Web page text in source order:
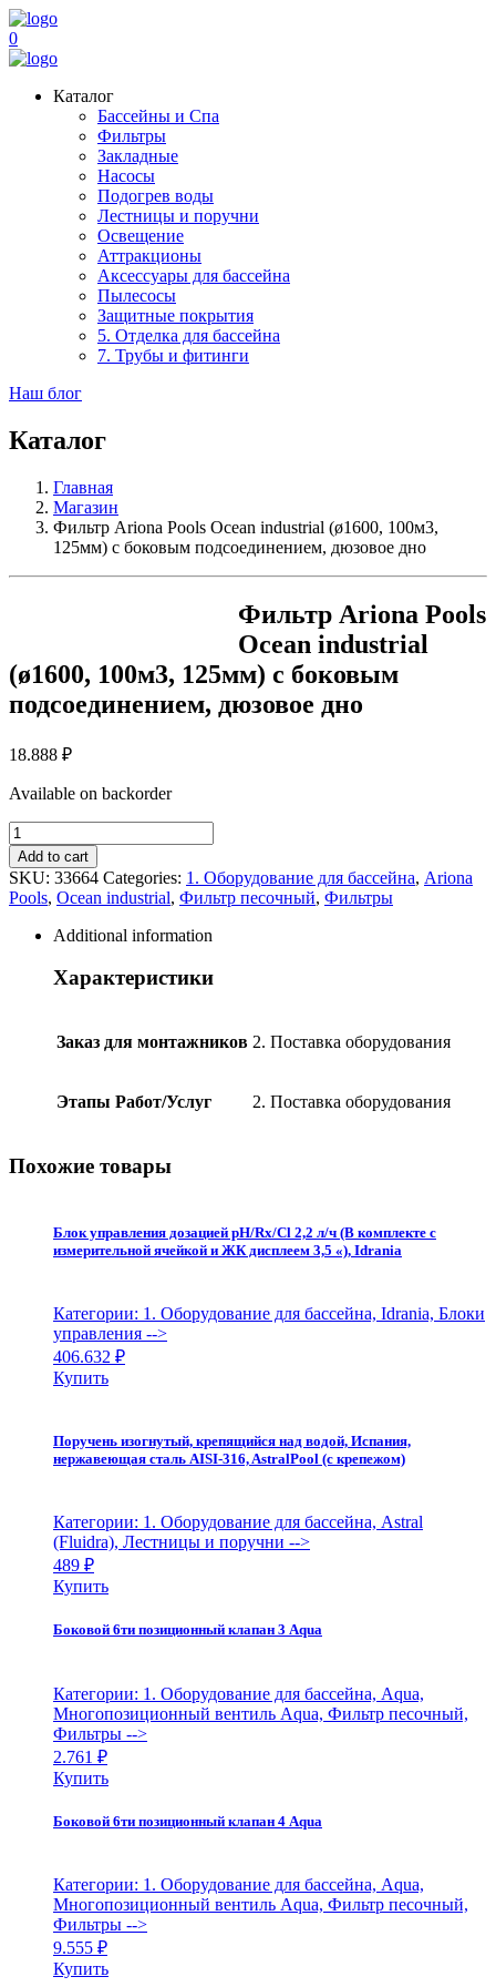
0
Каталог
Бассейны и Спа
Фильтры
Закладные
Насосы
Подогрев воды
Лестницы и поручни
Освещение
Аттракционы
Аксессуары для бассейна
Пылесосы
Защитные покрытия
5. Отделка для бассейна
7. Трубы и фитинги
Наш блог
Каталог
Главная
Магазин
Фильтр Ariona Pools Ocean industrial (ø1600, 100м3,
125мм) с боковым подсоединением, дюзовое дно
Фильтр Ariona Pools
Ocean industrial
(ø1600, 100м3, 125мм) с боковым
подсоединением, дюзовое дно
18.888 ₽
Available on backorder
Фильтр
Ariona
Pools
Ocean
industrial
(ø1600,
125мм)
дюзовое
Add to cart
SKU: 33664 Categories: 1. Оборудование для бассейна, Ariona
Pools, Ocean industrial, Фильтр песочный, Фильтры
Additional information
Характеристики
Заказ для монтажников 2. Поставка оборудования
Этапы Работ/Услуг 2. Поставка оборудования
Похожие товары
Блок управления дозацией pH/Rx/Cl 2,2 л/ч (В комплекте с
измерительной ячейкой и ЖК дисплеем 3,5 «), Idrania
Категории: 1. Оборудование для бассейна, Idrania, Блоки
управления -->
406.632 ₽
Купить
Поручень изогнутый, крепящийся над водой, Испания,
нержавеющая сталь AISI-316, AstralPool (с крепежом)
Категории: 1. Оборудование для бассейна, Astral
(Fluidra), Лестницы и поручни -->
489 ₽
Купить
Боковой 6ти позиционный клапан 3 Aqua
Категории: 1. Оборудование для бассейна, Aqua,
Многопозиционный вентиль Aqua, Фильтр песочный,
Фильтры -->
2.761 ₽
Купить
Боковой 6ти позиционный клапан 4 Aqua
Категории: 1. Оборудование для бассейна, Aqua,
Многопозиционный вентиль Aqua, Фильтр песочный,
Фильтры -->
9.555 ₽
Купить